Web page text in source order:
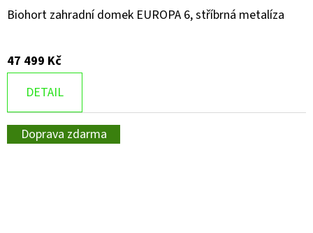
Biohort zahradní domek EUROPA 6, stříbrná metalíza
47 499 Kč
DETAIL
Doprava zdarma